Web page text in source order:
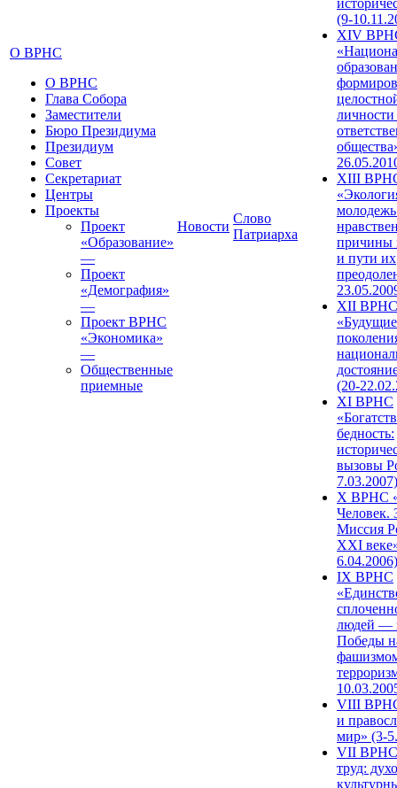
О ВРНС
О ВРНС
Глава Собора
Заместители
Бюро Президиума
Президиум
Совет
Секретариат
Центры
Проекты
Проект
«Образование»
—
Проект
«Демография»
—
Проект ВРНС
«Экономика»
—
Общественные
приемные
Новости
Слово
Патриарха
(9-
XIV
XIII
причины
и пути их
XII ВРНС
«Будущие
(20-
XI ВРНС
бедность:
вызовы
7.03.2007)
X ВРНС
Человек.
Миссия
XXI
6.04.2006)
IX ВРНС
людей —
Победы
VIII
и
мир» (3-
VII ВРНС
труд: